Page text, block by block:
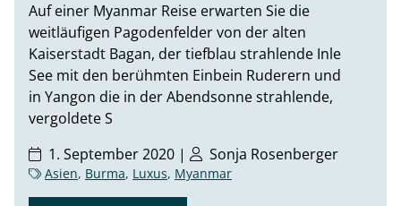
Auf einer Myanmar Reise erwarten Sie die
weitläufigen Pagodenfelder von der alten
Kaiserstadt Bagan, der tiefblau strahlende Inle
See mit den berühmten Einbein Ruderern und
in Yangon die in der Abendsonne strahlende,
vergoldete S
1. September 2020 |
Sonja Rosenberger
Asien, Burma, Luxus, Myanmar